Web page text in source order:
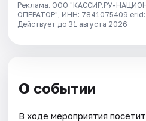
Реклама. ООО "КАССИР.РУ-
ОПЕРАТОР", ИНН: 7841075409 erid:
Действует до 31 августа 2026
О событии
В ходе мероприятия